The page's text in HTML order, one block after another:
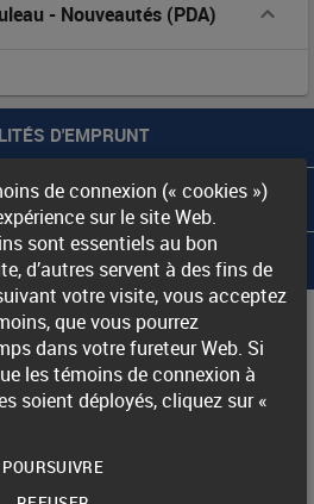
- Nouveautés (PDA)
D'EMPRUNT
DU RIBG
DU RIBG
Nous joindre
Accessibilité
de connexion (« cookies »)
sur le site Web.
sont essentiels au bon
d’autres servent à des fins de
votre visite, vous acceptez
que vous pourrez
dans votre fureteur Web. Si
les témoins de connexion à
soient déployés, cliquez sur «
POURSUIVRE